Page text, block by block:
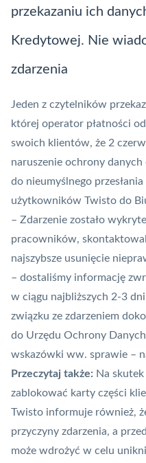
przekazaniu ich
Kredytowej. Nie
zdarzenia
Jeden z czytelników
której operator płatności
swoich klientów, że 2
naruszenie ochrony danych
do nieumyślnego
użytkowników Twisto do
– Zdarzenie zostało
pracowników,
najszybsze usunięcie
– dostaliśmy informację
w ciągu najbliższych 2-3
związku ze zdarzeniem
do Urzędu Ochrony
wskazówki ww. sprawie –
Przeczytaj także: Na
zablokować karty części
Twisto informuje również,
przyczyny zdarzenia, a
może wdrożyć w celu